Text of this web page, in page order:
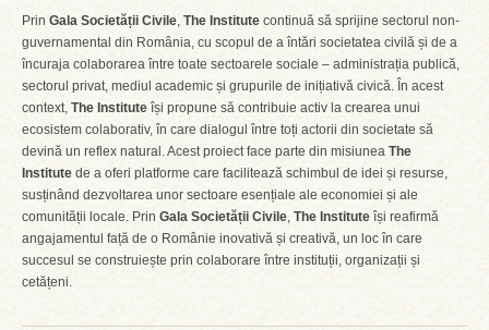
Prin Gala Societății Civile, The Institute continuă să sprijine sectorul non-
guvernamental din România, cu scopul de a întări societatea civilă și de a
încuraja colaborarea între toate sectoarele sociale – administrația publică,
sectorul privat, mediul academic și grupurile de inițiativă civică. În acest
context, The Institute își propune să contribuie activ la crearea unui
ecosistem colaborativ, în care dialogul între toți actorii din societate să
devină un reflex natural. Acest proiect face parte din misiunea The
Institute de a oferi platforme care facilitează schimbul de idei și resurse,
susținând dezvoltarea unor sectoare esențiale ale economiei și ale
comunității locale. Prin Gala Societății Civile, The Institute își reafirmă
angajamentul față de o Românie inovativă și creativă, un loc în care
succesul se construiește prin colaborare între instituții, organizații și
cetățeni.